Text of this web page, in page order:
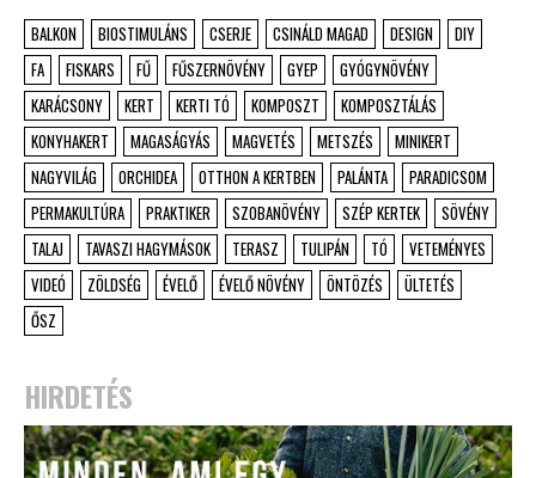
BALKON BIOSTIMULÁNS CSERJE CSINÁLD MAGAD DESIGN
DIY
FA
FISKARS FŰ FŰSZERNÖVÉNY GYEP
GYÓGYNÖVÉNY
KARÁCSONY
KERT KERTI TÓ KOMPOSZT
KOMPOSZTÁLÁS
KONYHAKERT
MAGASÁGYÁS MAGVETÉS METSZÉS
MINIKERT
NAGYVILÁG
ORCHIDEA OTTHON A KERTBEN PALÁNTA
PARADICSOM
PERMAKULTÚRA
PRAKTIKER SZOBANÖVÉNY SZÉP KERTEK
SÖVÉNY
TALAJ
TAVASZI HAGYMÁSOK TERASZ TULIPÁN TÓ
VETEMÉNYES
VIDEÓ
ZÖLDSÉG ÉVELŐ ÉVELŐ NÖVÉNY ÖNTÖZÉS
ÜLTETÉS
ŐSZ
HIRDETÉS